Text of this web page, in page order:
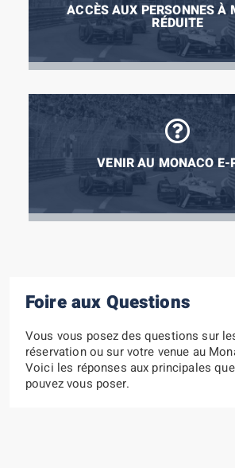
ACCÈS AUX PERSONNES À
RÉDUITE
VENIR AU MONACO E-
Foire aux Questions
Vous vous posez des questions sur
réservation ou sur votre venue au
Voici les réponses aux principales
pouvez vous poser.